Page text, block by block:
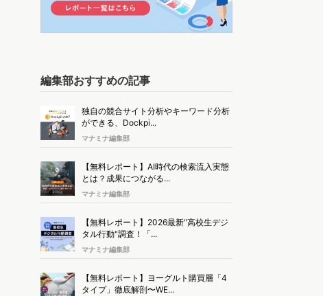
編集部おすすめの記事
独自の競合サイト分析やキーワード分析
ができる、Dockpi...
マナミナ編集部
【無料レポート】AI時代の検索流入実態
とは？成果につながる...
マナミナ編集部
【無料レポート】2026最新"高校生デジ
タル行動"調査！「...
マナミナ編集部
【無料レポート】ヨーグルト購買層「4
タイプ」徹底解剖〜WE...